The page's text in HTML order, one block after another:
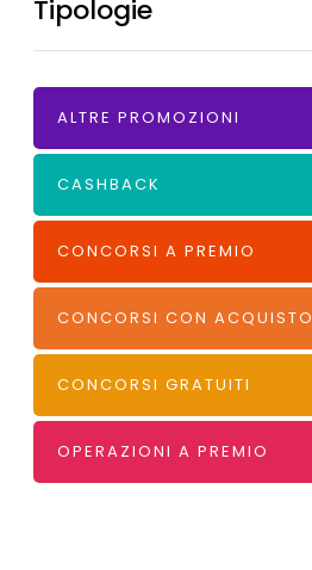
Tipologie
ALTRE PROMOZIONI
CASHBACK
CONCORSI A PREMIO
CONCORSI CON ACQUISTO
CONCORSI GRATUITI
OPERAZIONI A PREMIO